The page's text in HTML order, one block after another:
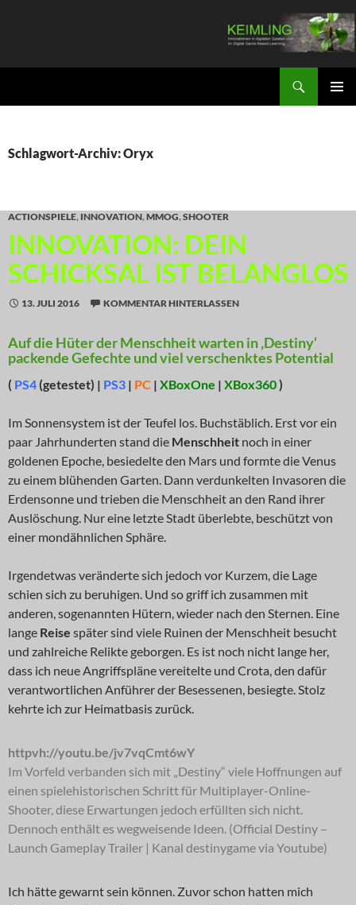
Schlagwort-Archiv: Oryx
ACTIONSPIELE, INNOVATION,MMOG,SHOOTER
INNOVATION: DEIN
SCHICKSAL IST BELANGLOS
13. JULI 2016 KOMMENTAR HINTERLASSEN
Auf die Hüter der Menschheit warten in ‚Destiny‘
packende Gefechte und viel verschenktes Potential
( PS4 (getestet) | PS3 | PC | XBoxOne | XBox360)
Im Sonnensystem ist der Teufel los. Buchstäblich. Erst vor ein
paar Jahrhunderten stand die Menschheit noch in einer
goldenen Epoche, besiedelte den Mars und formte die Venus
zu einem blühenden Garten. Dann verdunkelten Invasoren die
Erdensonne und trieben die Menschheit an den Rand ihrer
Auslöschung. Nur eine letzte Stadt überlebte, beschützt von
einer mondähnlichen Sphäre.
Irgendetwas veränderte sich jedoch vor Kurzem, die Lage
schien sich zu beruhigen. Und so griff ich zusammen mit
anderen, sogenannten Hütern, wieder nach den Sternen. Eine
lange Reise später sind viele Ruinen der Menschheit besucht
und zahlreiche Relikte geborgen. Es ist noch nicht lange her,
dass ich neue Angriffspläne vereitelte und Crota, den dafür
verantwortlichen Anführer der Besessenen, besiegte. Stolz
kehrte ich zur Heimatbasis zurück.
httpvh://youtu.be/jv7vqCmt6wY
Im Vorfeld verbanden sich mit „Destiny“ viele Hoffnungen auf
einen spielehistorischen Schritt für Multiplayer-Online-
Shooter, diese Erwartungen jedoch erfüllten sich nicht.
Dennoch enthält es wegweisende Ideen. (Official Destiny –
Launch Gameplay Trailer | Kanal destinygame via Youtube)
Ich hätte gewarnt sein können. Zuvor schon hatten mich